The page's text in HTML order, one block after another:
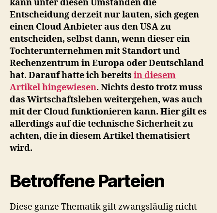
kann unter diesen Umständen die
Entscheidung derzeit nur lauten, sich gegen
einen Cloud Anbieter aus den USA zu
entscheiden, selbst dann, wenn dieser ein
Tochterunternehmen mit Standort und
Rechenzentrum in Europa oder Deutschland
hat. Darauf hatte ich bereits in diesem
Artikel hingewiesen. Nichts desto trotz muss
das Wirtschaftsleben weitergehen, was auch
mit der Cloud funktionieren kann. Hier gilt es
allerdings auf die technische Sicherheit zu
achten, die in diesem Artikel thematisiert
wird.
Betroffene Parteien
Diese ganze Thematik gilt zwangsläufig nicht